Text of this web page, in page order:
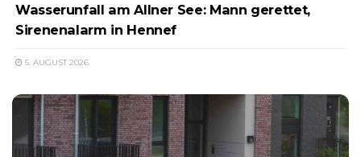
Wasserunfall am Allner See: Mann gerettet,
Sirenenalarm in Hennef
5. AUGUST 2026